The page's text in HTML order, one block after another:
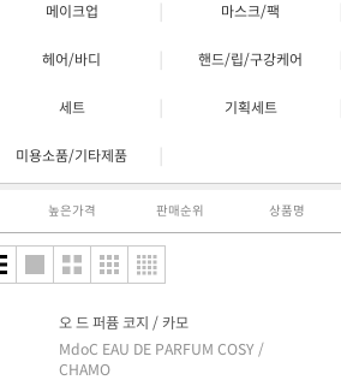
메이크업 마스크/팩
헤어/바디 핸드/립/구강케어
세트 기획세트
미용소품/기타제품
높은가격 판매순위 상품명
오 드 퍼퓸 코지 / 카모
MdoC EAU DE PARFUM COSY /
CHAMO